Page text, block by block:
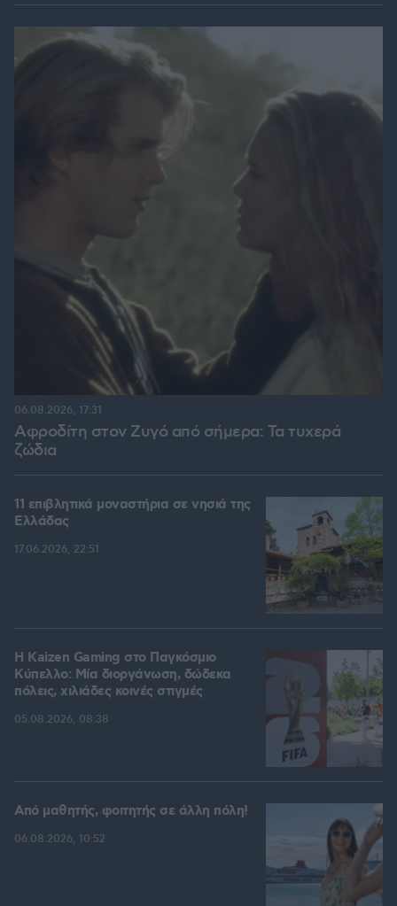
Αφροδίτη στον Ζυγό από σήμερα: Τα τυχερά
ζώδια
06.08.2026, 17:31
11 επιβλητικά μοναστήρια σε νησιά της
Ελλάδας
17.06.2026, 22:51
H Kaizen Gaming στο Παγκόσμιο
Kύπελλο: Μία διοργάνωση, δώδεκα
πόλεις, χιλιάδες κοινές στιγμές
05.08.2026, 08:38
Από μαθητής, φοιτητής σε άλλη πόλη!
06.08.2026, 10:52